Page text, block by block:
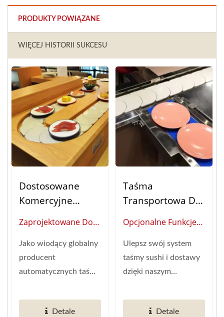
PRODUKTY POWIĄZANE
WIĘCEJ HISTORII SUKCESU
Dostosowane
Komercyjne
Sushi:
Zautomatyzowan
E Rozwiązania Do
Dostarczania
Zaprojektowane Do
Sprawdzone W
Terenie
Zautomatyzowane
Jako wiodący globalny
producent
automatycznych taśm
letnim
doświadczeniem,...
Detale
Taśma
Transportowa Do
(opcjonalne
Funkcje)
Opcjonalne Funkcje
Inteligentnej
Automatyzacji
Restauracji)
Ulepsz swój system
taśmy sushi i dostawy
dzięki naszym
zmywarka do talerzy,...
Detale